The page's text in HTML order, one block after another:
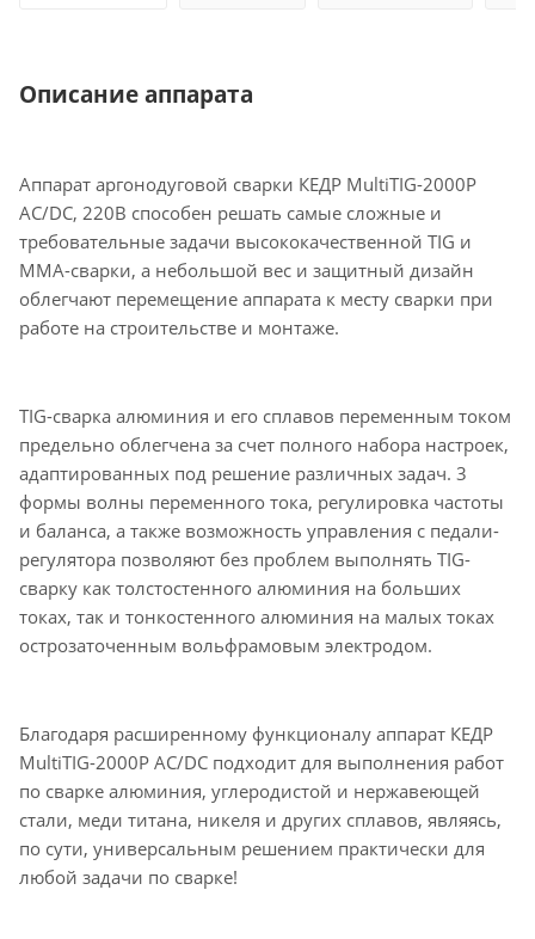
Описание аппарата
Аппарат аргонодуговой сварки КЕДР MultiTIG-2000P
AC/DC, 220В способен решать самые сложные и
требовательные задачи высококачественной TIG и
ММА-сварки, а небольшой вес и защитный дизайн
облегчают перемещение аппарата к месту сварки при
работе на строительстве и монтаже.
TIG-сварка алюминия и его сплавов переменным током
предельно облегчена за счет полного набора настроек,
адаптированных под решение различных задач. 3
формы волны переменного тока, регулировка частоты
и баланса, а также возможность управления с педали-
регулятора позволяют без проблем выполнять TIG-
сварку как толстостенного алюминия на больших
токах, так и тонкостенного алюминия на малых токах
острозаточенным вольфрамовым электродом.
Благодаря расширенному функционалу аппарат КЕДР
MultiTIG-2000P AC/DC подходит для выполнения работ
по сварке алюминия, углеродистой и нержавеющей
стали, меди титана, никеля и других сплавов, являясь,
по сути, универсальным решением практически для
любой задачи по сварке!